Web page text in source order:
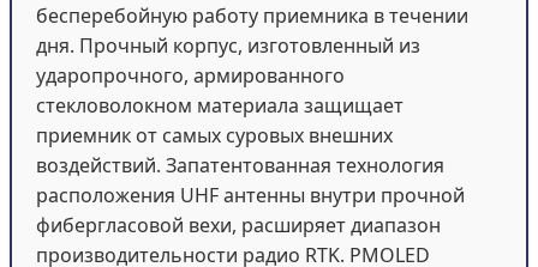
бесперебойную работу приемника в течении
дня. Прочный корпус, изготовленный из
ударопрочного, армированного
стекловолокном материала защищает
приемник от самых суровых внешних
воздействий. Запатентованная технология
расположения UHF антенны внутри прочной
фибергласовой вехи, расширяет диапазон
производительности радио RTK. PMOLED